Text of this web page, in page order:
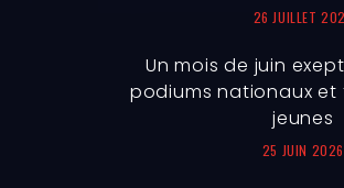
26 JUILLET
Un mois de juin
podiums nationaux et
jeunes
25 JUIN 2026